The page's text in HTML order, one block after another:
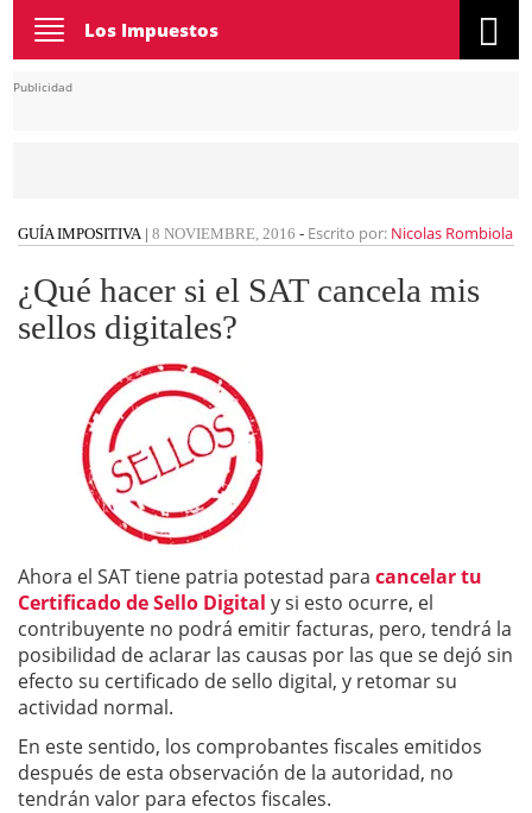
Toggle
navigation
Los Impuestos
Publicidad
GUÍA IMPOSITIVA| 8 NOVIEMBRE, 2016 - Escrito por: Nicolas Rombiola
¿Qué hacer si el SAT cancela mis
sellos digitales?
Ahora el SAT tiene patria potestad para cancelar tu
Certificado de Sello Digital y si esto ocurre, el
contribuyente no podrá emitir facturas, pero, tendrá la
posibilidad de aclarar las causas por las que se dejó sin
efecto su certificado de sello digital, y retomar su
actividad normal.
En este sentido, los comprobantes fiscales emitidos
después de esta observación de la autoridad, no
tendrán valor para efectos fiscales.